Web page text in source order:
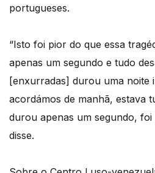
portugueses.
“Isto foi pior do que essa
apenas um segundo e tudo
[enxurradas] durou uma noite
acordámos de manhã, estava
durou apenas um segundo,
disse.